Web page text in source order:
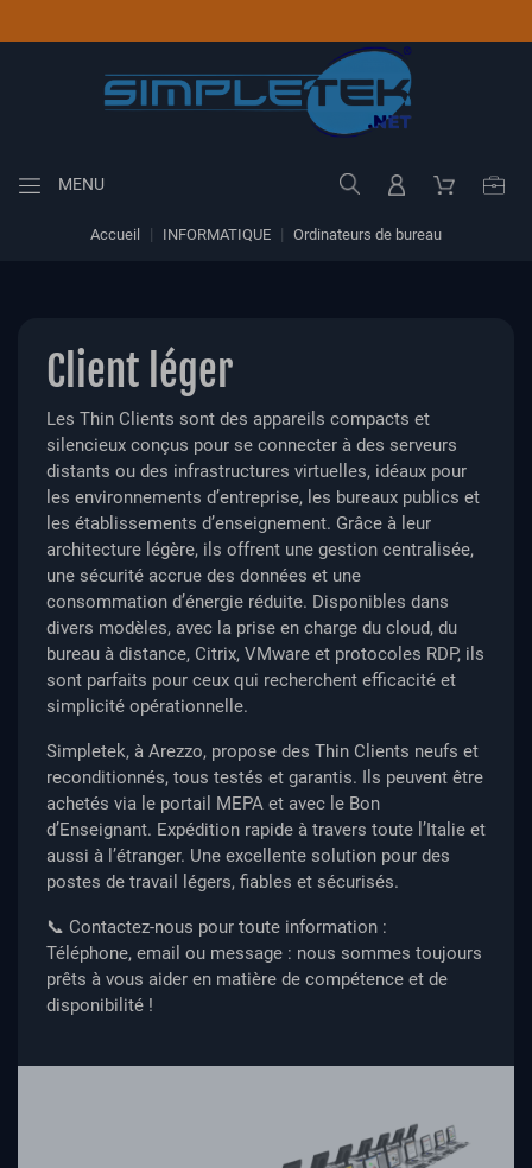
MENU
Accueil INFORMATIQUE Ordinateurs de bureau
Client léger
Les Thin Clients sont des appareils compacts et
silencieux conçus pour se connecter à des serveurs
distants ou des infrastructures virtuelles, idéaux pour
les environnements d’entreprise, les bureaux publics et
les établissements d’enseignement. Grâce à leur
architecture légère, ils offrent une gestion centralisée,
une sécurité accrue des données et une
consommation d’énergie réduite. Disponibles dans
divers modèles, avec la prise en charge du cloud, du
bureau à distance, Citrix, VMware et protocoles RDP, ils
sont parfaits pour ceux qui recherchent efficacité et
simplicité opérationnelle.
Simpletek, à Arezzo, propose des Thin Clients neufs et
reconditionnés, tous testés et garantis. Ils peuvent être
achetés via le portail MEPA et avec le Bon
d’Enseignant. Expédition rapide à travers toute l’Italie et
aussi à l’étranger. Une excellente solution pour des
postes de travail légers, fiables et sécurisés.
📞 Contactez-nous pour toute information :
Téléphone, email ou message : nous sommes toujours
prêts à vous aider en matière de compétence et de
disponibilité !